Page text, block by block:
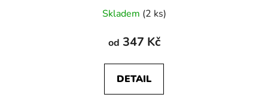
hodnocení
produktu
5,0
z
Skladem (2 ks)
od 347 Kč
DETAIL